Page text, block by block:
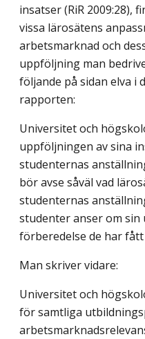
insatser (RiR 2009:28),
vissa lärosätens
arbetsmarknad och
uppföljning man
följande på sidan elva i
rapporten:
Universitet och
uppföljningen av sina
studenternas
bör avse såväl vad
studenternas
studenter anser om sin
förberedelse de har
Man skriver vidare:
Universitet och
för samtliga